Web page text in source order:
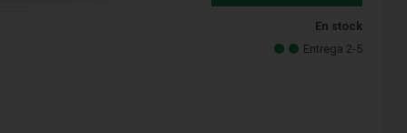
En stock
Entrega 2-5